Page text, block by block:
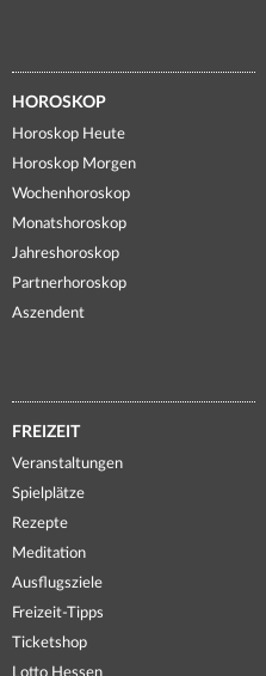
HOROSKOP
Horoskop Heute
Horoskop Morgen
Wochenhoroskop
Monatshoroskop
Jahreshoroskop
Partnerhoroskop
Aszendent
FREIZEIT
Veranstaltungen
Spielplätze
Rezepte
Meditation
Ausflugsziele
Freizeit-Tipps
Ticketshop
Lotto Hessen